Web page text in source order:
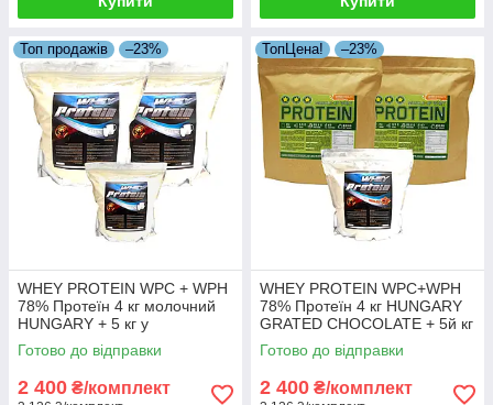
Топ продажів –23%
WHEY PROTEIN WPC + WPH
78% Протеїн 4 кг молочний
HUNGARY + 5 кг у
Подарунок!
Готово до відправки
2 400 ₴/комплект
ТопЦена! –23%
WHEY PROTEIN WPC+WPH
78% Протеїн 4 кг HUNGARY
GRATED CHOCOLATE + 5й кг
у Подарунок!
Готово до відправки
2 400 ₴/комплект